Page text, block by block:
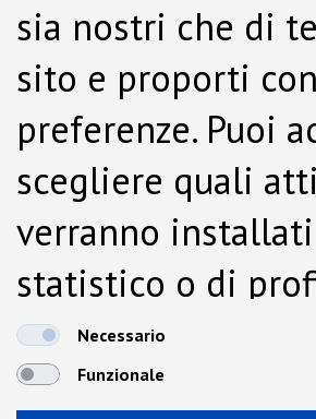
sia nostri che di
sito e proporti
preferenze. Puoi
scegliere quali
verranno
statistico o di
dalla Cookie Policy.
Necessario
Funzionale